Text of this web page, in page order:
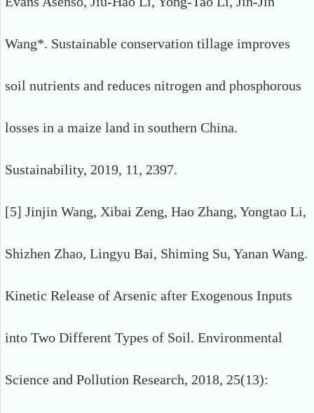
Wang*. Sustainable conservation tillage improves
soil nutrients and reduces nitrogen and phosphorous
losses in a maize land in southern China.
Sustainability, 2019, 11, 2397.
[5] Jinjin Wang, Xibai Zeng, Hao Zhang, Yongtao Li,
Shizhen Zhao, Lingyu Bai, Shiming Su, Yanan Wang.
Kinetic Release of Arsenic after Exogenous Inputs
into Two Different Types of Soil. Environmental
Science and Pollution Research, 2018, 25(13):